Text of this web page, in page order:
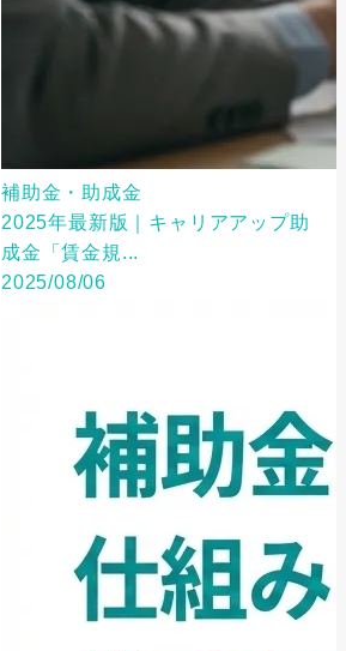
補助金・助成金
2025年最新版｜キャリアアップ助
成金「賃金規...
2025/08/06